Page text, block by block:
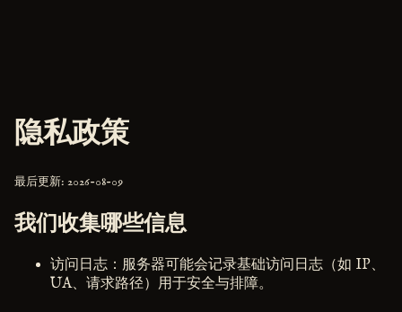
隐私政策
最后更新: 2026-08-09
我们收集哪些信息
访问日志：服务器可能会记录基础访问日志（如 IP、
UA、请求路径）用于安全与排障。